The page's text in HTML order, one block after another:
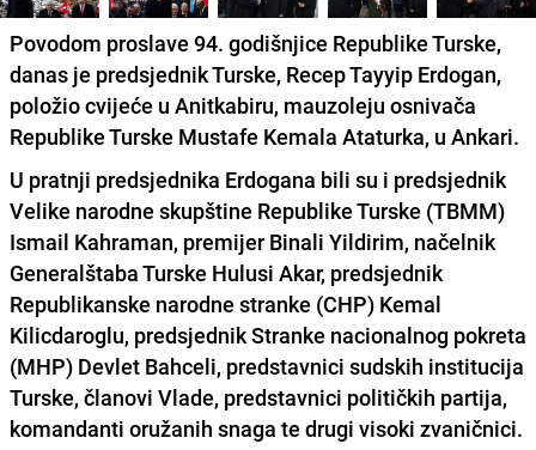
Povodom proslave 94. godišnjice Republike Turske,
danas je predsjednik Turske, Recep Tayyip Erdogan,
položio cvijeće u Anitkabiru, mauzoleju osnivača
Republike Turske Mustafe Kemala Ataturka, u Ankari.
U pratnji predsjednika Erdogana bili su i predsjednik
Velike narodne skupštine Republike Turske (TBMM)
Ismail Kahraman, premijer Binali Yildirim, načelnik
Generalštaba Turske Hulusi Akar, predsjednik
Republikanske narodne stranke (CHP) Kemal
Kilicdaroglu, predsjednik Stranke nacionalnog pokreta
(MHP) Devlet Bahceli, predstavnici sudskih institucija
Turske, članovi Vlade, predstavnici političkih partija,
komandanti oružanih snaga te drugi visoki zvaničnici.